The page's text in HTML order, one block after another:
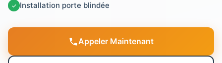
✓ Installation porte blindée
Appeler Maintenant